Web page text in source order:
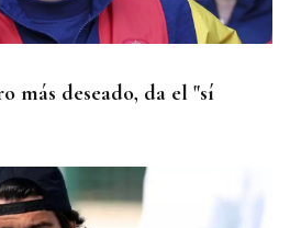
más deseado, da el "sí